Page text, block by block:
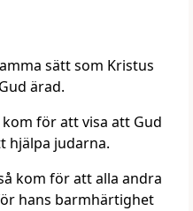
sätt som Kristus
ärad.
för att visa att Gud
hjälpa judarna.
kom för att alla andra
hans barmhärtighet